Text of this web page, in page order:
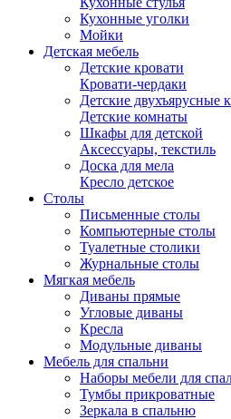
Кухонные уголки
Мойки
Детская мебель
Детские кровати
Кровати-чердаки
Детские двухъярусные
Детские комнаты
Шкафы для детской
Аксессуары, текстиль
Доска для мела
Кресло детское
Столы
Письменные столы
Компьютерные столы
Туалетные столики
Журнальные столы
Мягкая мебель
Диваны прямые
Угловые диваны
Кресла
Модульные диваны
Мебель для спальни
Наборы мебели для
Тумбы прикроватные
Зеркала в спальню